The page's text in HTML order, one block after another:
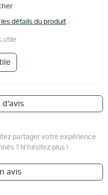
détails du produit
utile
d'avis
partager votre expérience
? N'hésitez plus !
avis